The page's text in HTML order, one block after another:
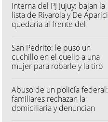
Interna del PJ Jujuy: bajan la
lista de Rivarola y De Aparici
quedaría al frente del
San Pedrito: le puso un
cuchillo en el cuello a una
mujer para robarle y la tiró
Abuso de un policía federal:
familiares rechazan la
domiciliaria y denuncian